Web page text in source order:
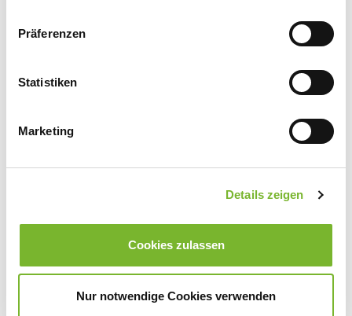
Präferenzen
Statistiken
Marketing
Details zeigen
Cookies zulassen
Nur notwendige Cookies verwenden
Moorenstraße 5
Fax:0211 81-19366
Anbieter.